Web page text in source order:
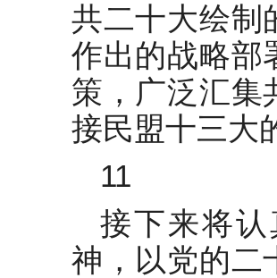
共二十大绘制
作出的战略部
策，广泛汇集
接民盟十三大
11
接下来将
神，以党的二